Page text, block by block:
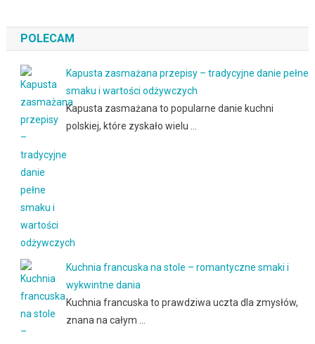
POLECAM
Kapusta zasmażana przepisy – tradycyjne danie pełne
smaku i wartości odżywczych
Kapusta zasmażana to popularne danie kuchni
polskiej, które zyskało wielu …
Kuchnia francuska na stole – romantyczne smaki i
wykwintne dania
Kuchnia francuska to prawdziwa uczta dla zmysłów,
znana na całym …